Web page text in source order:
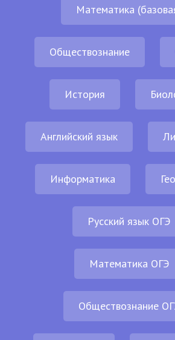
Математика
Обществознание
История
Английский язык
Информатика
Русский язык ОГЭ
Математика ОГЭ
Обществознание